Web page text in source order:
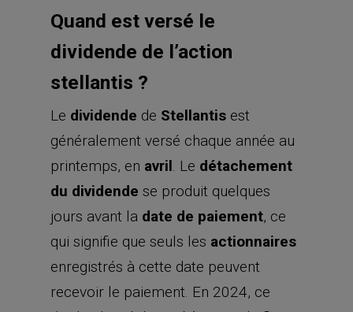
Quand est versé le
dividende de l’action
stellantis ?
Le dividende de Stellantis est
généralement versé chaque année au
printemps, en avril. Le détachement
du dividende se produit quelques
jours avant la date de paiement, ce
qui signifie que seuls les actionnaires
enregistrés à cette date peuvent
recevoir le paiement. En 2024, ce